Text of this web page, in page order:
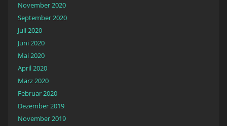
November 2020
September 2020
Juli 2020
Juni 2020
Mai 2020
April 2020
März 2020
Februar 2020
Dezember 2019
November 2019